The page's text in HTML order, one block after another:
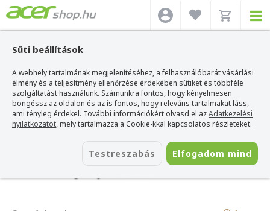
Süti beállítások
A webhely tartalmának megjelenítéséhez, a felhasználóbarát vásárlási
élmény és a teljesítmény ellenőrzése érdekében sütiket és többféle
szolgáltatást használunk. Számunkra fontos, hogy kényelmesen
böngéssz az oldalon és az is fontos, hogy releváns tartalmakat láss,
ami tényleg érdekel. További információkért olvasd el azAdatkezelési
nyilatkozatot, mely tartalmazza a Cookie-kkal kapcsolatos részleteket.
Testreszabás Elfogadom mind
Acer webshop>Hírek>Karácsonyi ajánlatok
Karácsonyi ajánlatok